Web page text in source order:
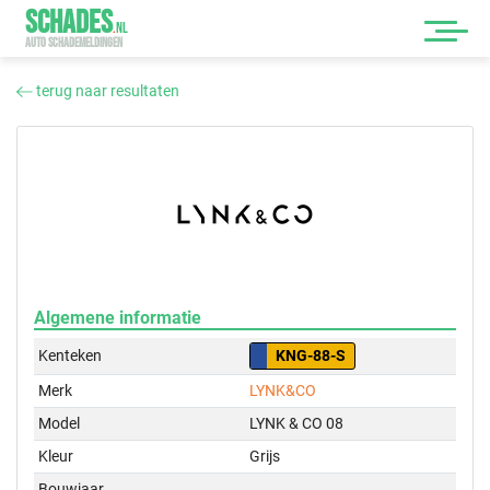
SCHADES.NL
AUTO SCHADEMELDINGEN
terug naar resultaten
Algemene informatie
Kenteken
KNG-88-S
Merk
LYNK&CO
Model
LYNK & CO 08
Kleur
Grijs